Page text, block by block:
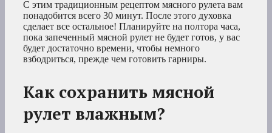
С этим традиционным рецептом мясного рулета вам
понадобится всего 30 минут. После этого духовка
сделает все остальное! Планируйте на полтора часа,
пока запеченный мясной рулет не будет готов, у вас
будет достаточно времени, чтобы немного
взбодриться, прежде чем готовить гарниры.
Как сохранить мясной
рулет влажным?